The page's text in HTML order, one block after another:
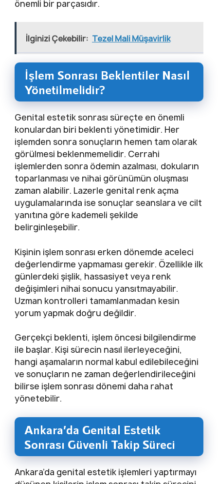
önemli bir parçasıdır.
İlginizi Çekebilir: Tezel Mali Müşavirlik
İşlem Sonrası Beklentiler Nasıl
Yönetilmelidir?
Genital estetik sonrası süreçte en önemli
konulardan biri beklenti yönetimidir. Her
işlemden sonra sonuçların hemen tam olarak
görülmesi beklenmemelidir. Cerrahi
işlemlerden sonra ödemin azalması, dokuların
toparlanması ve nihai görünümün oluşması
zaman alabilir. Lazerle genital renk açma
uygulamalarında ise sonuçlar seanslara ve cilt
yanıtına göre kademeli şekilde
belirginleşebilir.
Kişinin işlem sonrası erken dönemde aceleci
değerlendirme yapmaması gerekir. Özellikle ilk
günlerdeki şişlik, hassasiyet veya renk
değişimleri nihai sonucu yansıtmayabilir.
Uzman kontrolleri tamamlanmadan kesin
yorum yapmak doğru değildir.
Gerçekçi beklenti, işlem öncesi bilgilendirme
ile başlar. Kişi sürecin nasıl ilerleyeceğini,
hangi aşamaların normal kabul edilebileceğini
ve sonuçların ne zaman değerlendirileceğini
bilirse işlem sonrası dönemi daha rahat
yönetebilir.
Ankara’da Genital Estetik
Sonrası Güvenli Takip Süreci
Ankara’da genital estetik işlemleri yaptırmayı